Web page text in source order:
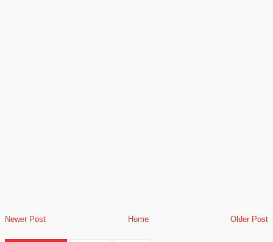
Newer Post Older Post
Home